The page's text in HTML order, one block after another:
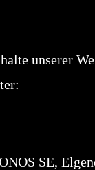
unserer
SE,